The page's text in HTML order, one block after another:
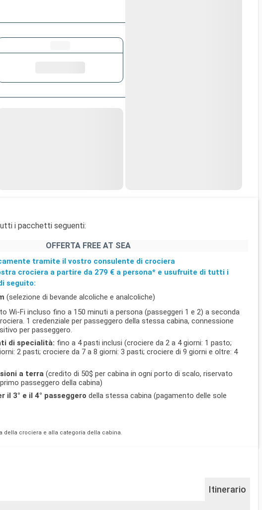
i pacchetti seguenti:
OFFERTA FREE AT SEA
tramite il vostro consulente di crociera
crociera a partire da 279 € a persona* e usufruite di tutti i
seguito:
(selezione di bevande alcoliche e analcoliche)
Wi-Fi incluso fino a 150 minuti a persona (passeggeri 1 e 2) a seconda
1 credenziale per passeggero della stessa cabina, connessione
per passeggero.
di specialità: fino a 4 pasti inclusi (crociere da 2 a 4 giorni: 1 pasto;
2 pasti; crociere da 7 a 8 giorni: 3 pasti; crociere di 9 giorni e oltre: 4
a terra (credito di 50$ per cabina in ogni porto di scalo, riservato
passeggero della cabina)
il 3° e il 4° passeggero della stessa cabina (pagamento delle sole
della crociera e alla categoria della cabina.
Itinerario